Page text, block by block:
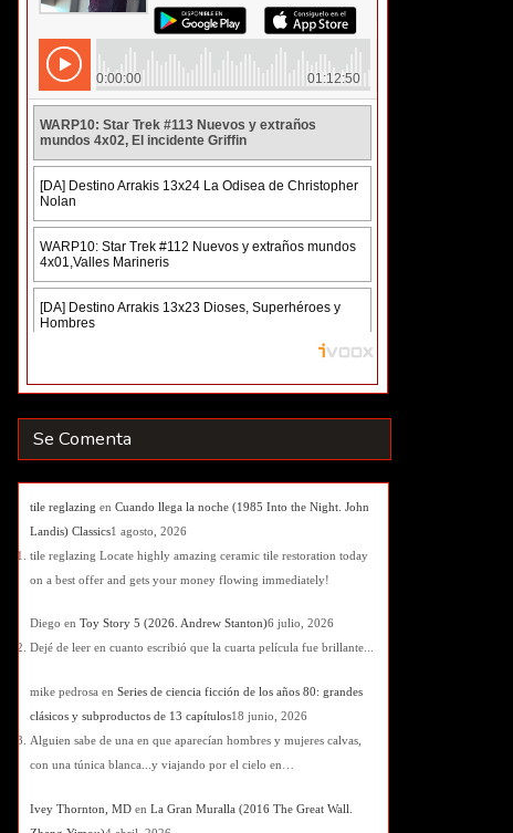
Se Comenta
tile reglazing en Cuando llega la noche (1985 Into the Night. John
Landis) Classics1 agosto, 2026
tile reglazing Locate highly amazing ceramic tile restoration today
on a best offer and gets your money flowing immediately!
Diego en Toy Story 5 (2026. Andrew Stanton)6 julio, 2026
Dejé de leer en cuanto escribió que la cuarta película fue brillante...
mike pedrosa en Series de ciencia ficción de los años 80: grandes
clásicos y subproductos de 13 capítulos18 junio, 2026
Alguien sabe de una en que aparecían hombres y mujeres calvas,
con una túnica blanca...y viajando por el cielo en…
Ivey Thornton, MD en La Gran Muralla (2016 The Great Wall.